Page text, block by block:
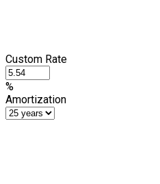
Custom Rate
%
Amortization